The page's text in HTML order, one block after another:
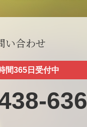
い合わせ
間365日受付中
636